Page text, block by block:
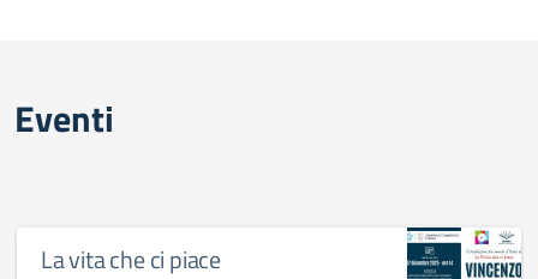
Eventi
La vita che ci piace